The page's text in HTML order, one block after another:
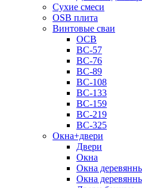
Сухие смеси
OSB плита
Винтовые сваи
ОСВ
ВС-57
ВС-76
ВС-89
ВС-108
ВС-133
ВС-159
ВС-219
ВС-325
Окна+двери
Двери
Окна
Окна
Окна